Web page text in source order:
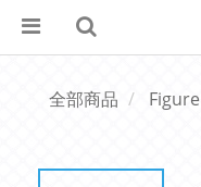
全部商品 Figure